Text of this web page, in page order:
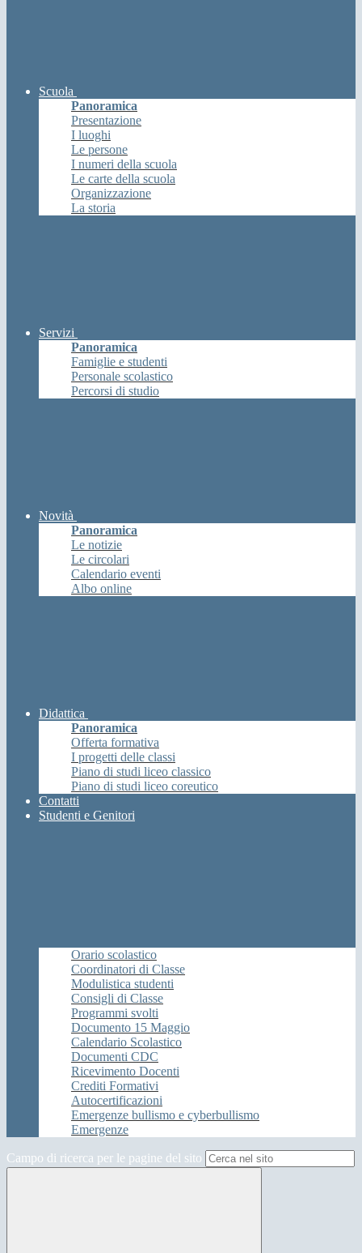
Scuola
Panoramica
Presentazione
I luoghi
Le persone
I numeri della scuola
Le carte della scuola
Organizzazione
La storia
Servizi
Panoramica
Famiglie e studenti
Personale scolastico
Percorsi di studio
Novità
Panoramica
Le notizie
Le circolari
Calendario eventi
Albo online
Didattica
Panoramica
Offerta formativa
I progetti delle classi
Piano di studi liceo classico
Piano di studi liceo coreutico
Contatti
Studenti e Genitori
Orario scolastico
Coordinatori di Classe
Modulistica studenti
Consigli di Classe
Programmi svolti
Documento 15 Maggio
Calendario Scolastico
Documenti CDC
Ricevimento Docenti
Crediti Formativi
Autocertificazioni
Emergenze bullismo e cyberbullismo
Emergenze
Campo di ricerca per le pagine del sito